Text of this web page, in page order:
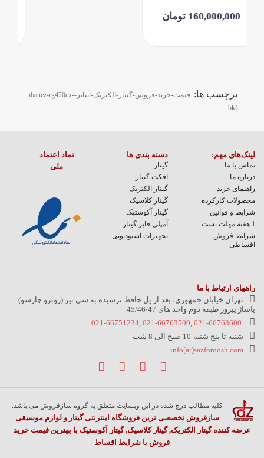
160,000,000 تومان
برچسب ها:
قیمت-خرید-فروش-گیتار-الکتریک-آیبانز-ibanez-rg420ex-
bkf
لینک‌های مهم:
تماس با ما
درباره ما
راهنمای خرید
محصولات کارکرده
شرایط و قوانین
1 هفته مهلت تست
شرایط فروش
اقساطی
دسته بندی ها
گیتار
افکت گیتار
گیتار الکتریک
گیتار کلاسیک
گیتار آکوستیک
آمپلی فایر گیتار
تجهیزات استودیویی
نماد اعتماد
ملی
راههای ارتباط با ما
تهران خیابان جمهوری، بعد از پل حافظ نرسیده به سی تیر (روبرو چارسو)
پاساژ پیروز طبقه دوم واحد های 45/46/47
021-66763600
,
021-66763500
,
021-66751234
شنبه تا پنج شنبه-10 صبح الی 8 شب
info[at]sazforoosh.com
کلیه مطالب درج شده در این وبسایت متعلق به گروه سازفروش می باشد.
سازفروش تخصصی ترین فروشگاه اینترنتی گیتار و لوازم موسیقی
عرضه کننده گیتار الکتریک, گیتار کلاسیک, گیتار آکوستیک با بهترین قیمت خرید
فروش با شرایط اقساط